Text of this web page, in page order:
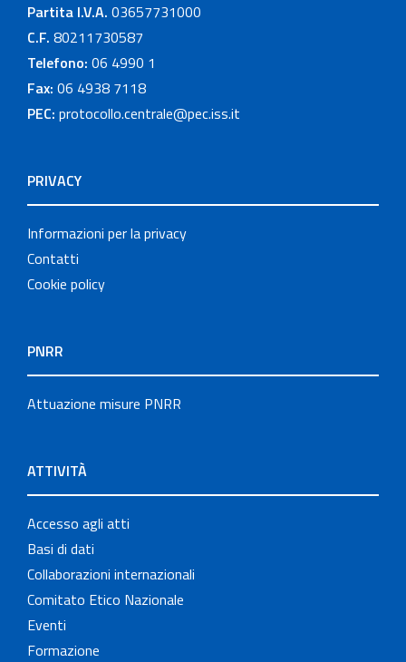
Partita I.V.A. 03657731000
C.F. 80211730587
Telefono: 06 4990 1
Fax: 06 4938 7118
PEC: protocollo.centrale@pec.iss.it
PRIVACY
Informazioni per la privacy
Contatti
Cookie policy
PNRR
Attuazione misure PNRR
ATTIVITÀ
Accesso agli atti
Basi di dati
Collaborazioni internazionali
Comitato Etico Nazionale
Eventi
Formazione